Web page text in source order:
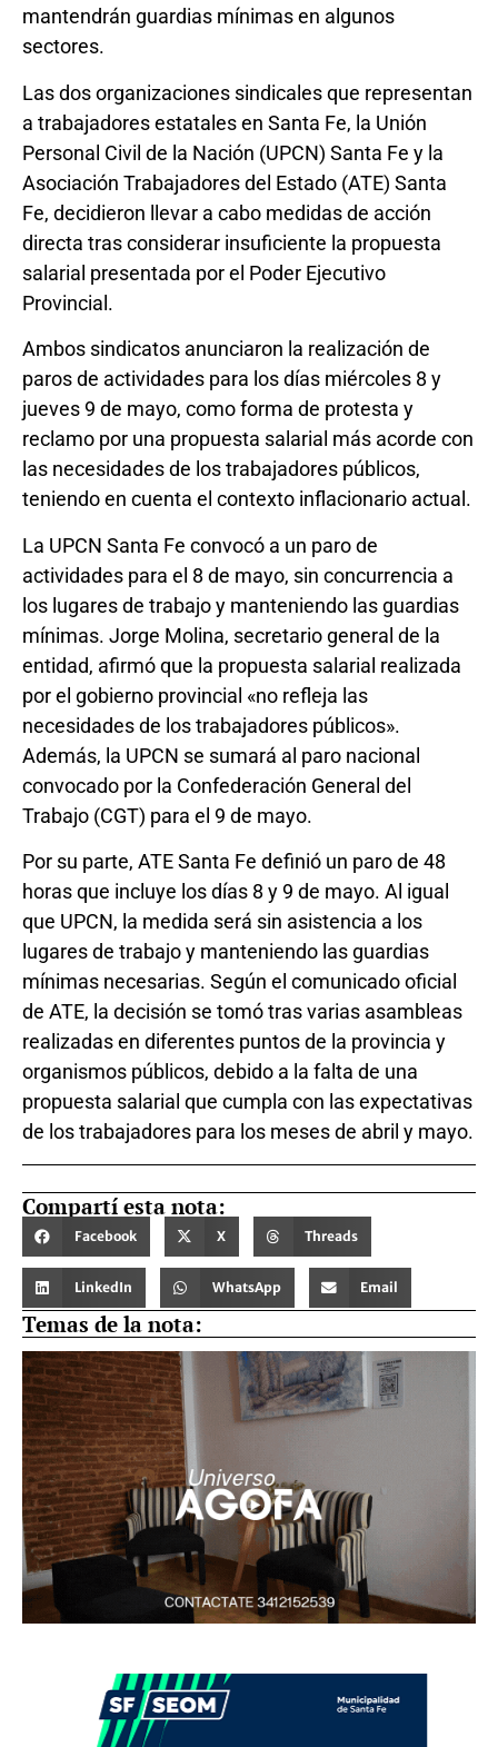
mantendrán guardias mínimas en algunos
sectores.
Las dos organizaciones sindicales que representan
a trabajadores estatales en Santa Fe, la Unión
Personal Civil de la Nación (UPCN) Santa Fe y la
Asociación Trabajadores del Estado (ATE) Santa
Fe, decidieron llevar a cabo medidas de acción
directa tras considerar insuficiente la propuesta
salarial presentada por el Poder Ejecutivo
Provincial.
Ambos sindicatos anunciaron la realización de
paros de actividades para los días miércoles 8 y
jueves 9 de mayo, como forma de protesta y
reclamo por una propuesta salarial más acorde con
las necesidades de los trabajadores públicos,
teniendo en cuenta el contexto inflacionario actual.
La UPCN Santa Fe convocó a un paro de
actividades para el 8 de mayo, sin concurrencia a
los lugares de trabajo y manteniendo las guardias
mínimas. Jorge Molina, secretario general de la
entidad, afirmó que la propuesta salarial realizada
por el gobierno provincial «no refleja las
necesidades de los trabajadores públicos».
Además, la UPCN se sumará al paro nacional
convocado por la Confederación General del
Trabajo (CGT) para el 9 de mayo.
Por su parte, ATE Santa Fe definió un paro de 48
horas que incluye los días 8 y 9 de mayo. Al igual
que UPCN, la medida será sin asistencia a los
lugares de trabajo y manteniendo las guardias
mínimas necesarias. Según el comunicado oficial
de ATE, la decisión se tomó tras varias asambleas
realizadas en diferentes puntos de la provincia y
organismos públicos, debido a la falta de una
propuesta salarial que cumpla con las expectativas
de los trabajadores para los meses de abril y mayo.
Compartí esta nota:
Facebook X Threads
LinkedIn WhatsApp Email
Temas de la nota: